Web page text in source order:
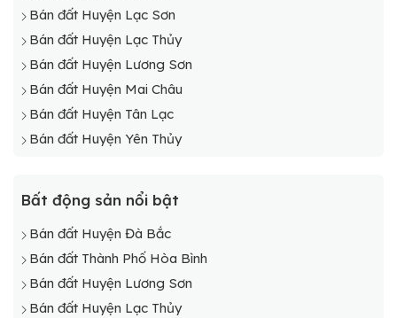
Bán đất Huyện Lạc Sơn
Bán đất Huyện Lạc Thủy
Bán đất Huyện Lương Sơn
Bán đất Huyện Mai Châu
Bán đất Huyện Tân Lạc
Bán đất Huyện Yên Thủy
Bất động sản nổi bật
Bán đất Huyện Đà Bắc
Bán đất Thành Phố Hòa Bình
Bán đất Huyện Lương Sơn
Bán đất Huyện Lạc Thủy